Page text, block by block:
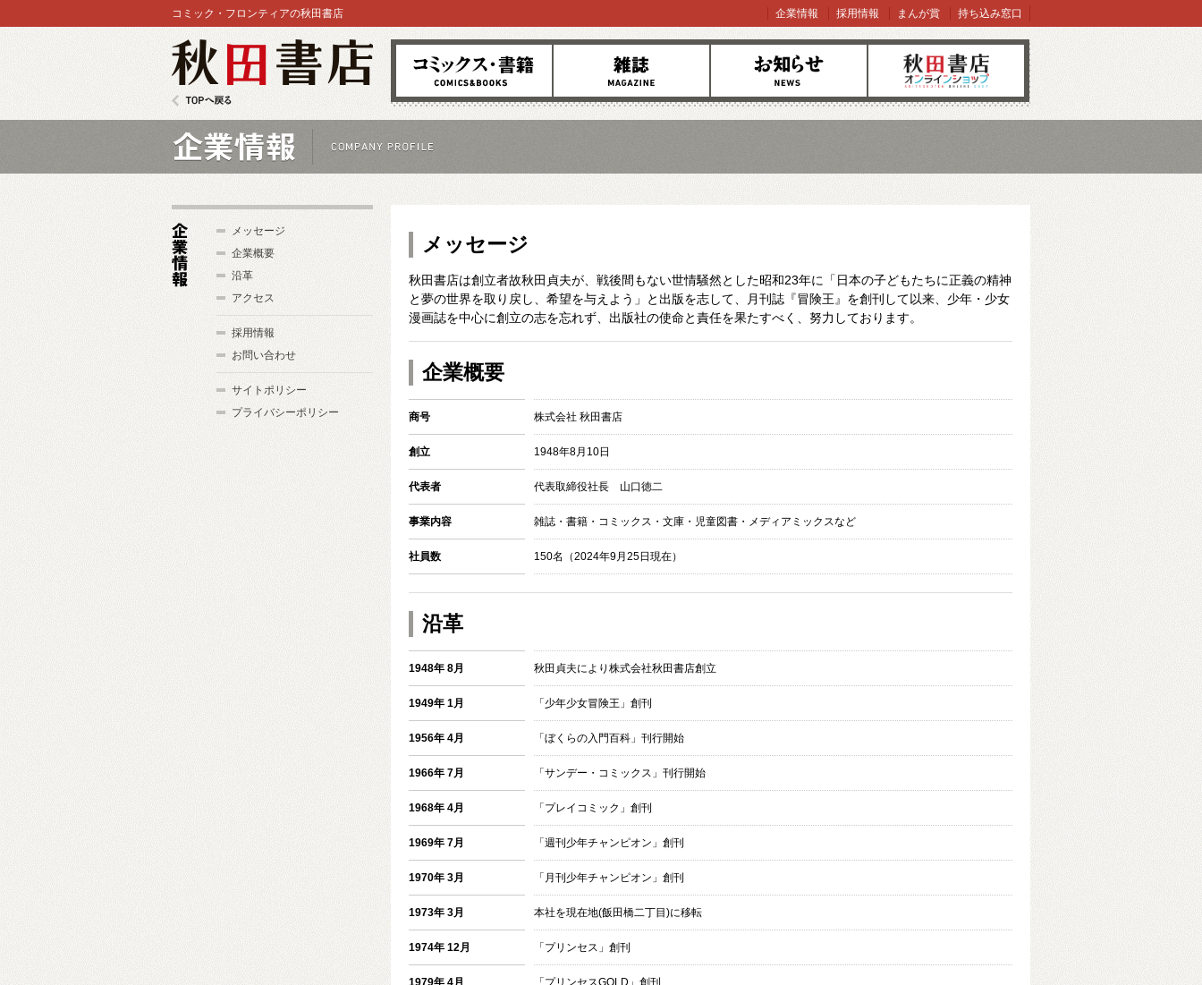
秋田書店
コミックス 雑誌 お知らせ オンラインショップ
TOPへ戻る
コミック・フロンティアの秋田書店 企業情報 採用情報 まんが賞 持ち込み窓口
メッセージ
秋田書店は創立者故秋田貞夫が、戦後間もない世情騒然とした昭和23年に「日本の子どもたちに正義の精神
と夢の世界を取り戻し、希望を与えよう」と出版を志して、月刊誌『冒険王』を創刊して以来、少年・少女
漫画誌を中心に創立の志を忘れず、出版社の使命と責任を果たすべく、努力しております。
企業概要
商号 株式会社 秋田書店
創立 1948年8月10日
代表者 代表取締役社長 山口徳二
事業内容 雑誌・書籍・コミックス・文庫・児童図書・メディアミックスなど
社員数 150名（2024年9月25日現在）
沿革
1948年 8月 秋田貞夫により株式会社秋田書店創立
1949年 1月 「少年少女冒険王」創刊
1956年 4月 「ぼくらの入門百科」刊行開始
1966年 7月 「サンデー・コミックス」刊行開始
1968年 4月 「プレイコミック」創刊
1969年 7月 「週刊少年チャンピオン」創刊
1970年 3月 「月刊少年チャンピオン」創刊
1973年 3月 本社を現在地(飯田橋二丁目)に移転
1974年 12月 「プリンセス」創刊
1979年 4月 「プリンセスGOLD」創刊
報
メッセージ
企業概要
沿革
アクセス
採用情報
お問い合わせ
サイトポリシー
プライバシーポリシー